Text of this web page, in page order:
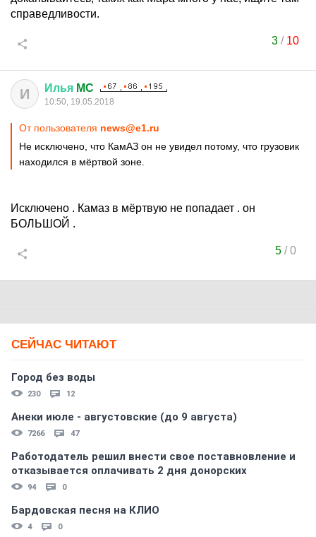
справедливости.
3 / 10
И Илья MC
10:50, 19.05.2018
От пользователя news@e1.ru
Не исключено, что КамАЗ он не увидел потому, что грузовик
находился в мёртвой зоне.
Исключено . Камаз в мёртвую не попадает . он
БОЛЬШОЙ .
5/0
СЕЙЧАС ЧИТАЮТ
Город без воды
230 12
Анеки июле - августовские (до 9 августа)
7266 47
Работодатель решил внести свое поставновление и
отказывается оплачивать 2 дня донорских
94 0
Бардовская песня на КЛИО
4 0